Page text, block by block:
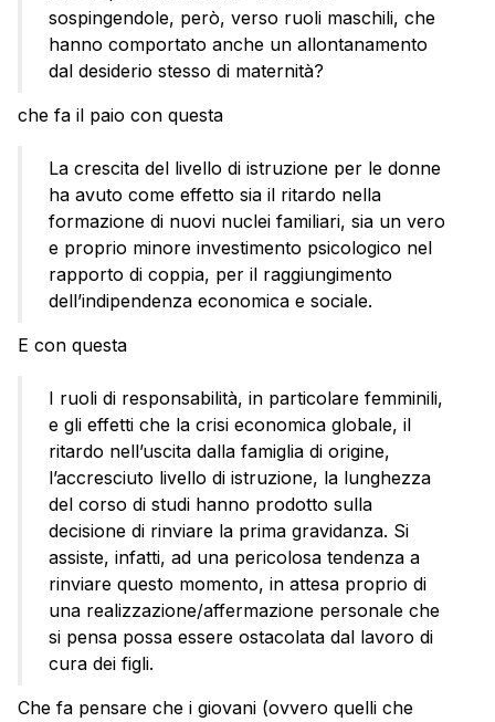
sospingendole, però, verso ruoli maschili, che
hanno comportato anche un allontanamento
dal desiderio stesso di maternità?
che fa il paio con questa
La crescita del livello di istruzione per le donne
ha avuto come effetto sia il ritardo nella
formazione di nuovi nuclei familiari, sia un vero
e proprio minore investimento psicologico nel
rapporto di coppia, per il raggiungimento
dell’indipendenza economica e sociale.
E con questa
I ruoli di responsabilità, in particolare femminili,
e gli effetti che la crisi economica globale, il
ritardo nell’uscita dalla famiglia di origine,
l’accresciuto livello di istruzione, la lunghezza
del corso di studi hanno prodotto sulla
decisione di rinviare la prima gravidanza. Si
assiste, infatti, ad una pericolosa tendenza a
rinviare questo momento, in attesa proprio di
una realizzazione/affermazione personale che
si pensa possa essere ostacolata dal lavoro di
cura dei figli.
Che fa pensare che i giovani (ovvero quelli che